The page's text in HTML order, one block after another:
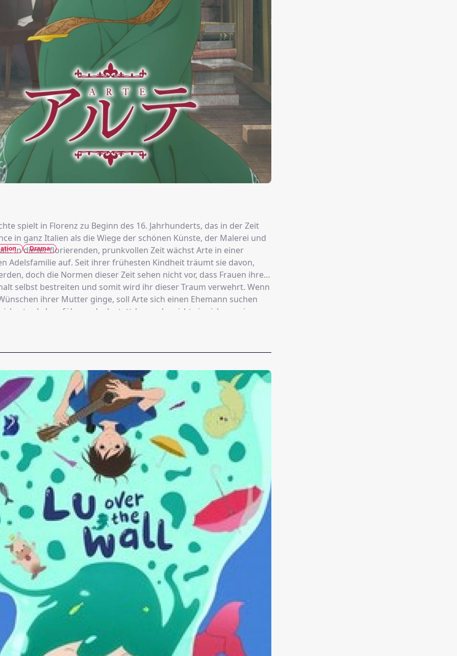
spielt in Florenz zu Beginn des 16. Jahrhunderts, das in der Zeit
in ganz Italien als die Wiege der schönen Künste, der Malerei und
In dieser florierenden, prunkvollen Zeit wächst Arte in einer
Adelsfamilie auf. Seit ihrer frühesten Kindheit träumt sie davon,
doch die Normen dieser Zeit sehen nicht vor, dass Frauen ihren
selbst bestreiten und somit wird ihr dieser Traum verwehrt. Wenn
ihrer Mutter ginge, soll Arte sich einen Ehemann suchen
Leben führen, doch stattdessen bewirbt sie sich um eine
Risiko gerne in Kauf, es später zu bereuen!“ Dies ist die Geschichte
Drama